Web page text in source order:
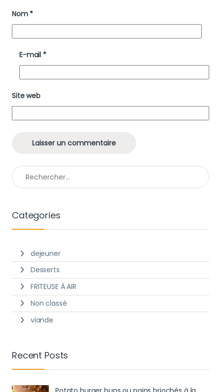
Nom *
E-mail *
Site web
Rechercher :
Categories
dejeuner
Desserts
FRITEUSE À AIR
Non classé
viande
Recent Posts